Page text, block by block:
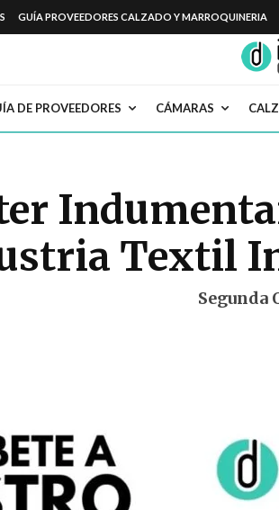
GUÍA PROVEEDORES CALZADO Y MARROQUINERIA
DE PROVEEDORES CÁMARAS
Textil
Segunda